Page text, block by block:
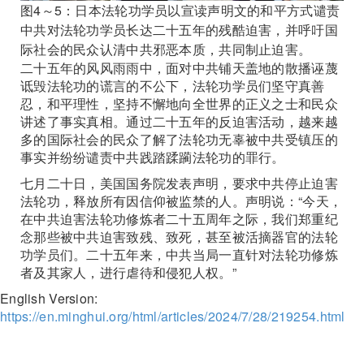
图4～5：日本法轮功学员以宣读声明文的和平方式谴责
中共对法轮功学员长达二十五年的残酷迫害，并呼吁国
际社会的民众认清中共邪恶本质，共同制止迫害。
二十五年的风风雨雨中，面对中共铺天盖地的散播诬蔑
诋毁法轮功的谎言的不公下，法轮功学员们坚守真善
忍，和平理性，坚持不懈地向全世界的正义之士和民众
讲述了事实真相。通过二十五年的反迫害活动，越来越
多的国际社会的民众了解了法轮功无辜被中共受镇压的
事实并纷纷谴责中共践踏蹂躏法轮功的罪行。
七月二十日，美国国务院发表声明，要求中共停止迫害
法轮功，释放所有因信仰被监禁的人。声明说：“今天，
在中共迫害法轮功修炼者二十五周年之际，我们郑重纪
念那些被中共迫害致残、致死，甚至被活摘器官的法轮
功学员们。二十五年来，中共当局一直针对法轮功修炼
者及其家人，进行虐待和侵犯人权。”
English Version:
https://en.minghui.org/html/articles/2024/7/28/219254.html